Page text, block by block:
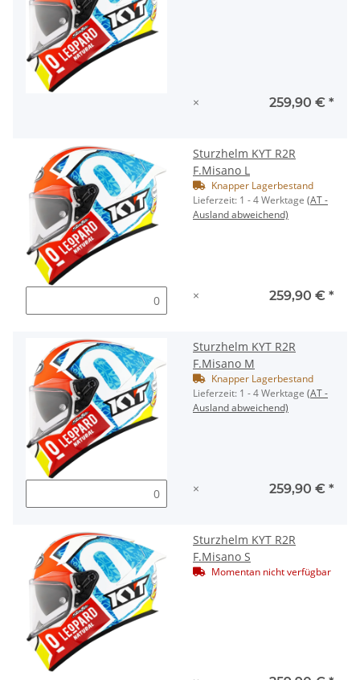
× 259,90 € *
Sturzhelm KYT R2R
F.Misano L
Knapper Lagerbestand
Lieferzeit: 1 - 4 Werktage (AT -
Ausland abweichend)
× 259,90 € *
Sturzhelm KYT R2R
F.Misano M
Knapper Lagerbestand
Lieferzeit: 1 - 4 Werktage (AT -
Ausland abweichend)
× 259,90 € *
Sturzhelm KYT R2R
F.Misano S
Momentan nicht verfügbar